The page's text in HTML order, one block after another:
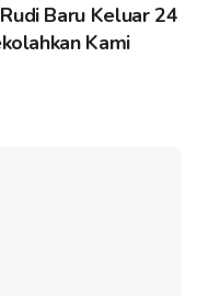
Baru Keluar 24
Kami